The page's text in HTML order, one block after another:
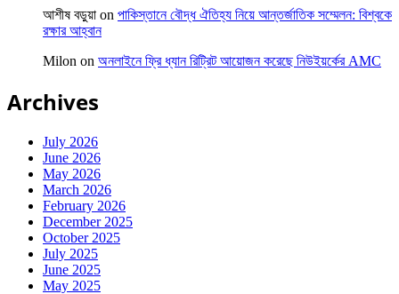
আশীষ বড়ুয়া on পাকিস্তানে বৌদ্ধ ঐতিহ্য নিয়ে আন্তর্জাতিক সম্মেলন: বিশ্বকে
রক্ষার আহ্বান
Milon on অনলাইনে ফ্রি ধ্যান রিট্রিট আয়োজন করেছে নিউইয়র্কের AMC
Archives
July 2026
June 2026
May 2026
March 2026
February 2026
December 2025
October 2025
July 2025
June 2025
May 2025